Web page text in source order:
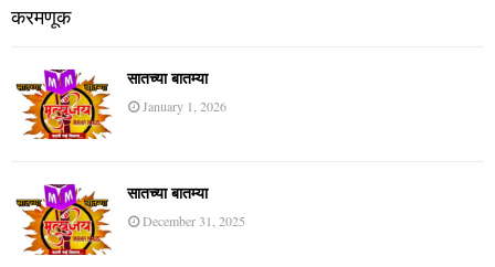
करमणूक
सातच्या बातम्या
January 1, 2026
सातच्या बातम्या
December 31, 2025